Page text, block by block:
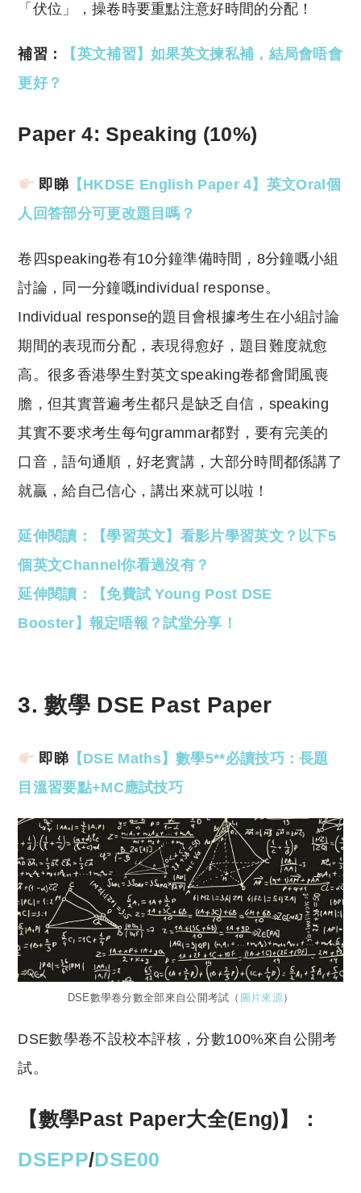
「伏位」，操卷時要重點注意好時間的分配！
補習：
【英文補習】如果英文揀私補，結局會唔會
更好？
Paper 4: Speaking (10%)
即睇【HKDSE English Paper 4】英文Oral個
人回答部分可更改題目嗎？
卷四speaking卷有10分鐘準備時間，8分鐘嘅小組
討論，同一分鐘嘅individual response。
Individual response的題目會根據考生在小組討論
期間的表現而分配，表現得愈好，題目難度就愈
高。很多香港學生對英文speaking卷都會聞風喪
膽，但其實普遍考生都只是缺乏自信，speaking
其實不要求考生每句grammar都對，要有完美的
口音，語句通順，好老實講，大部分時間都係講了
就贏，給自己信心，講出來就可以啦！
延伸閱讀：【學習英文】看影片學習英文？以下5
個英文Channel你看過沒有？
延伸閱讀：【免費試 Young Post DSE
Booster】報定唔報？試堂分享！
3. 數學 DSE Past Paper
即睇【DSE Maths】數學5**必讀技巧：長題
目溫習要點+MC應試技巧
DSE數學卷分數全部來自公開考試（ 圖片來源）
DSE數學卷不設校本評核，分數100%來自公開考
試。
【數學Past Paper大全(Eng)】：
DSEPP/DSE00